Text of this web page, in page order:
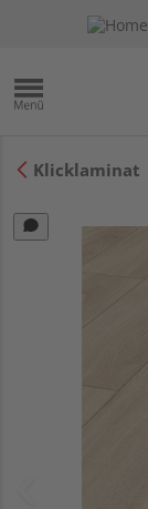
Klicklaminat